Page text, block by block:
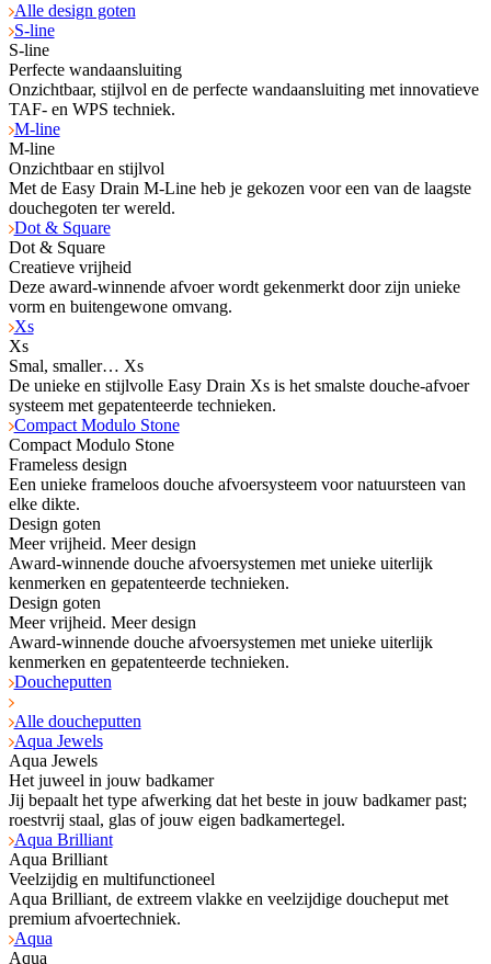
Alle design goten
S-line
S-line
Perfecte wandaansluiting
Onzichtbaar, stijlvol en de perfecte wandaansluiting met innovatieve
TAF- en WPS tech­niek.
M-line
M-line
Onzichtbaar en stijlvol
Met de Easy Drain M-Line heb je gekozen voor een van de laagste
douchegoten ter wereld.
Dot & Square
Dot & Square
Creatieve vrijheid
Deze award-winnende afvoer wordt gekenmerkt door zijn unieke
vorm en buitengewone omvang.
Xs
Xs
Smal, smaller… Xs
De unieke en stijlvolle Easy Drain Xs is het smalste douche-afvoer
systeem met gepatenteerde technieken.
Compact Modulo Stone
Compact Modulo Stone
Frameless design
Een unieke frameloos douche afvoersysteem voor natuursteen van
elke dikte.
Design goten
Meer vrijheid. Meer design
Award-winnende douche afvoersystemen met unieke uiterlijk
kenmerken en gepatenteerde technieken.
Design goten
Meer vrijheid. Meer design
Award-winnende douche afvoersystemen met unieke uiterlijk
kenmerken en gepatenteerde technieken.
Doucheputten
Alle doucheputten
Aqua Jewels
Aqua Jewels
Het juweel in jouw badkamer
Jij bepaalt het type afwerking dat het beste in jouw badkamer past;
roestvrij staal, glas of jouw eigen badkamertegel.
Aqua Brilliant
Aqua Brilliant
Veelzijdig en multifunctioneel
Aqua Brilliant, de extreem vlakke en veelzijdige doucheput met
premium afvoertechniek.
Aqua
Aqua